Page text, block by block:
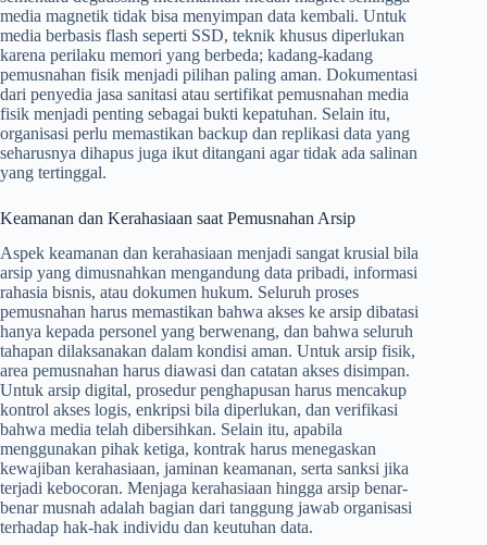
media magnetik tidak bisa menyimpan data kembali. Untuk
media berbasis flash seperti SSD, teknik khusus diperlukan
karena perilaku memori yang berbeda; kadang-kadang
pemusnahan fisik menjadi pilihan paling aman. Dokumentasi
dari penyedia jasa sanitasi atau sertifikat pemusnahan media
fisik menjadi penting sebagai bukti kepatuhan. Selain itu,
organisasi perlu memastikan backup dan replikasi data yang
seharusnya dihapus juga ikut ditangani agar tidak ada salinan
yang tertinggal.
Keamanan dan Kerahasiaan saat Pemusnahan Arsip
Aspek keamanan dan kerahasiaan menjadi sangat krusial bila
arsip yang dimusnahkan mengandung data pribadi, informasi
rahasia bisnis, atau dokumen hukum. Seluruh proses
pemusnahan harus memastikan bahwa akses ke arsip dibatasi
hanya kepada personel yang berwenang, dan bahwa seluruh
tahapan dilaksanakan dalam kondisi aman. Untuk arsip fisik,
area pemusnahan harus diawasi dan catatan akses disimpan.
Untuk arsip digital, prosedur penghapusan harus mencakup
kontrol akses logis, enkripsi bila diperlukan, dan verifikasi
bahwa media telah dibersihkan. Selain itu, apabila
menggunakan pihak ketiga, kontrak harus menegaskan
kewajiban kerahasiaan, jaminan keamanan, serta sanksi jika
terjadi kebocoran. Menjaga kerahasiaan hingga arsip benar-
benar musnah adalah bagian dari tanggung jawab organisasi
terhadap hak-hak individu dan keutuhan data.